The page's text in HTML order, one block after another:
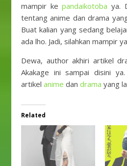
mampir kepandaikotoba ya.
tentang anime dan drama
Buat kalian yang sedang
ada lho. Jadi, silahkan mampir
Dewa, author akhiri artikel
Akakage ini sampai disini
artikel anime dan drama yang
Related